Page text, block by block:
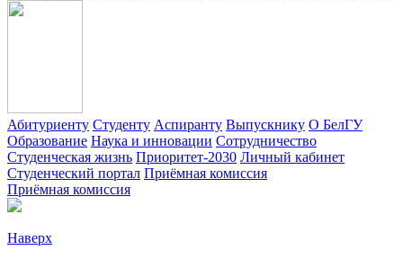
Абитуриенту Студенту Аспиранту Выпускнику О БелГУ
Образование Наука и инновации Сотрудничество
Студенческая жизнь Приоритет-2030 Личный кабинет
Студенческий портал Приёмная комиссия
Приёмная комиссия
Наверх